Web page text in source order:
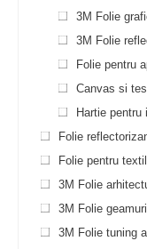
3М Folie
3М Folie
Folie pentru
Canvas si
Hartie pentru
Folie
Folie pentru textil
3M Folie
3M Folie geamuri
3M Folie tuning